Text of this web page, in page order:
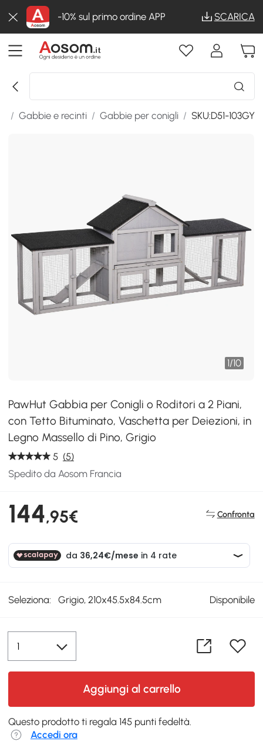
-10% sul primo ordine APP SCARICA
/ Gabbie e recinti / Gabbie per conigli / SKU:D51-103GY
1/10
PawHut Gabbia per Conigli o Roditori a 2 Piani,
con Tetto Bituminato, Vaschetta per Deiezioni, in
Legno Massello di Pino, Grigio
5 (5)
Spedito da Aosom Francia
144,95€ Confronta
Seleziona: Grigio, 210x45.5x84.5cm Disponibile
Aggiungi al carrello
Questo prodotto ti regala 145 punti fedeltà.
Accedi ora